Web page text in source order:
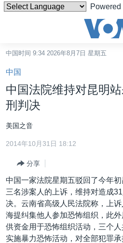
Powered
碍
链
接
转
内
容
到
导
航
跳
转
到
中国
最新国际新闻
印太
中东
欧洲
非洲
分类新闻
经济·金融·贸易
人权·法律·宗教
科教·文娱·体健
军事
美中关系
热点专题
白宫要闻
国会报道
VOA视频
VOA今日焦点
中国时间 9:34 2026年8月7日 星期五
中国
中国法院维持对昆明
刑判决
美国之音
2014年10月31日 18:12
分享
中国一家法院星期五驳回了今年
三名涉案人的上诉，维持对造成
决。云南省高级人民法院称，上
海提纠集他人参加恐怖组织，此
供资金用于恐怖组织活动，三个
实施暴力恐怖活动，对全部犯罪承